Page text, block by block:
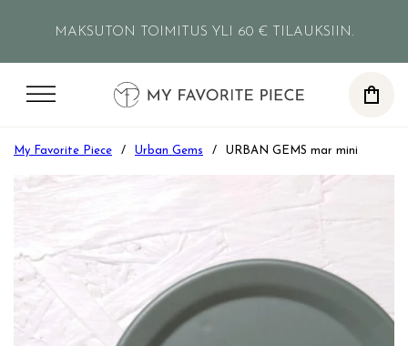
MAKSUTON TOIMITUS YLI 60 € TILAUKSIIN.
My Favorite Piece / Urban Gems / URBAN GEMS mar mini